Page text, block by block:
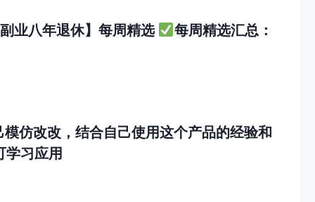
业八年退休】每周精选 每周精选汇总：
仿改改，结合自己使用这个产品的经验和
学习应用